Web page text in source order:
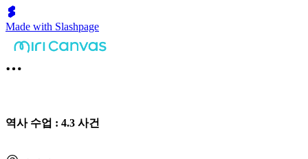
Made with Slashpage
역사 수업 : 4.3 사건